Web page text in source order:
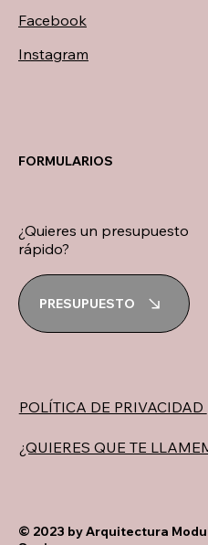
Facebook
Instagram
FORMULARIOS
¿Quieres un presupuesto
rápido?
PRESUPUESTO
POLÍTICA DE PRIVACIDAD
¿QUIERES QUE TE
© 2023 by Arquitectura